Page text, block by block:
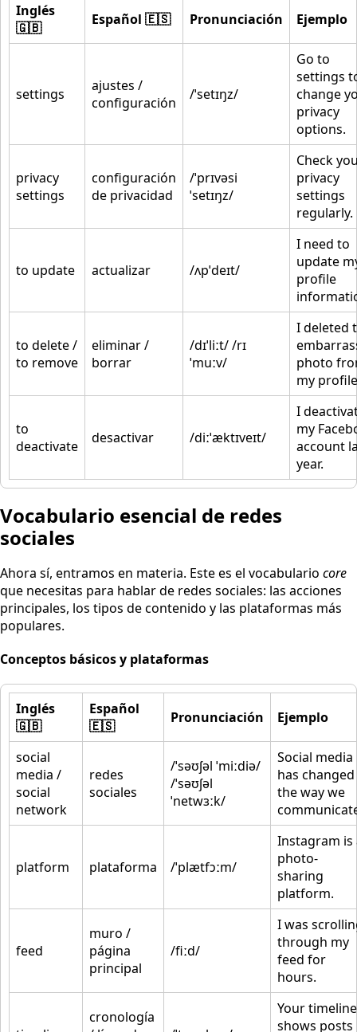
Inglés
🇬🇧
Español 🇪🇸 Pronunciación Ejemplo
settings
ajustes /
configuración
/ˈsetɪŋz/
Go to
settings
change
privacy
options.
privacy
settings
configuración
de privacidad
/ˈprɪvəsi
ˈsetɪŋz/
Check
privacy
settings
regularly.
to update actualizar /ʌpˈdeɪt/
I need to
update
profile
to delete /
to remove
eliminar /
borrar
/dɪˈliːt/ /rɪ
ˈmuːv/
I deleted
photo
my
to
deactivate
desactivar /diːˈæktɪveɪt/
I
my
account
year.
Vocabulario esencial de redes
sociales
Ahora sí, entramos en materia. Este es el vocabulario core
que necesitas para hablar de redes sociales: las acciones
principales, los tipos de contenido y las plataformas más
populares.
Conceptos básicos y plataformas
Inglés
🇬🇧
Español
🇪🇸
Pronunciación Ejemplo
social
media /
social
network
redes
sociales
/ˈsəʊʃəl ˈmiːdiə/
/ˈsəʊʃəl
ˈnetwɜːk/
Social media
has changed
the way we
platform plataforma /ˈplætfɔːm/
Instagram is
photo-
sharing
platform.
feed
muro /
página
principal
/fiːd/
I was
through my
feed for
hours.
cronología
Your timeline
shows posts